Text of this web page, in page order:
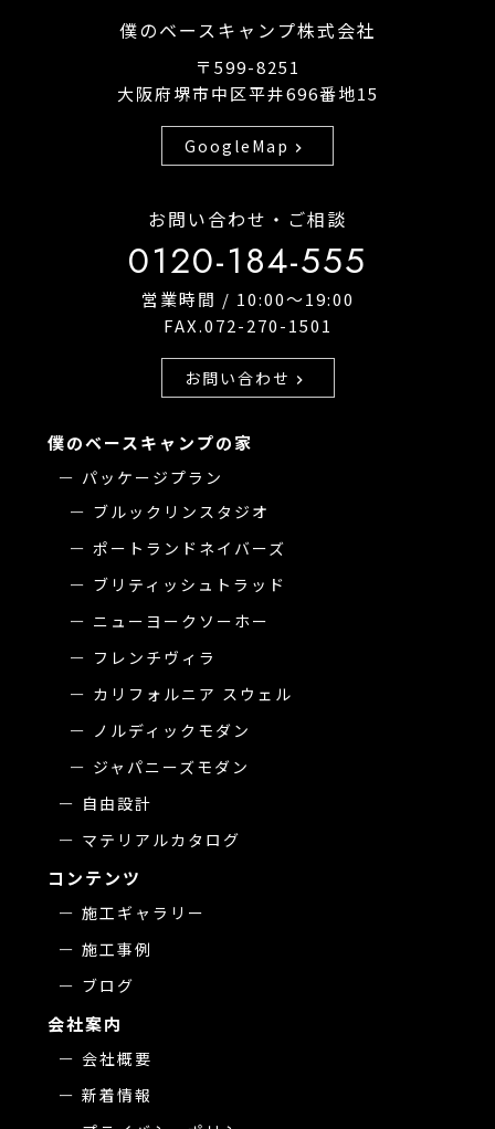
僕のベースキャンプ株式会社
〒599-8251
大阪府堺市中区平井696番地15
GoogleMap chevron_right
お問い合わせ・ご相談
0120-184-555
営業時間 / 10:00〜19:00
FAX.072-270-1501
お問い合わせ chevron_right
僕のベースキャンプの家
パッケージプラン
ブルックリンスタジオ
ポートランドネイバーズ
ブリティッシュトラッド
ニューヨークソーホー
フレンチヴィラ
カリフォルニア スウェル
ノルディックモダン
ジャパニーズモダン
自由設計
マテリアルカタログ
コンテンツ
施工ギャラリー
施工事例
ブログ
会社案内
会社概要
新着情報